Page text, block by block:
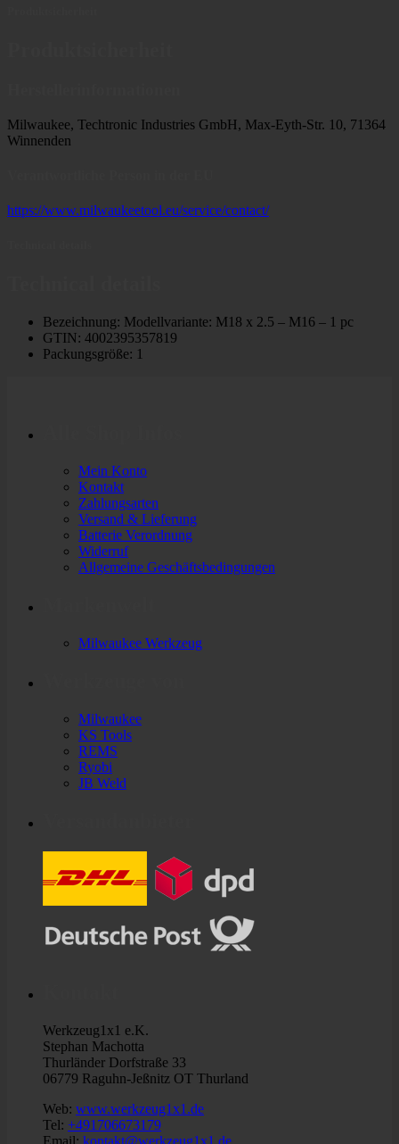
Milwaukee, Techtronic Industries GmbH, Max-Eyth-Str. 10, 71364
Winnenden
https://www.milwaukeetool.eu/service/contact/
Bezeichnung: Modellvariante: M18 x 2.5 – M16 – 1 pc
GTIN: 4002395357819
Packungsgröße: 1
Mein Konto
Kontakt
Zahlungsarten
Versand & Lieferung
Batterie Verordnung
Widerruf
Allgemeine Geschäftsbedingungen
Milwaukee Werkzeug
Milwaukee
KS Tools
REMS
Ryobi
JB Weld
Werkzeug1x1 e.K.
Stephan Machotta
Thurländer Dorfstraße 33
06779 Raguhn-Jeßnitz OT Thurland
Web: www.werkzeug1x1.de
Tel: +491706673179